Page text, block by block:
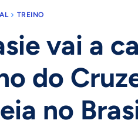
TREINO
vai a
do
no